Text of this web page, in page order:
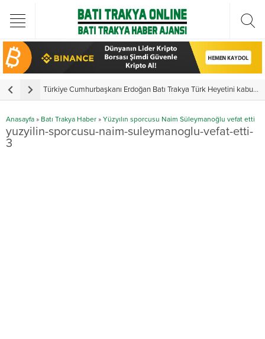
Türkiye Cumhurbaşkanı Erdoğan Batı Trakya Türk Heyetini kabul etti
Anasayfa » Batı Trakya Haber » Yüzyılın sporcusu Naim Süleymanoğlu vefat etti
yuzyilin-sporcusu-naim-suleymanoglu-vefat-etti-
3